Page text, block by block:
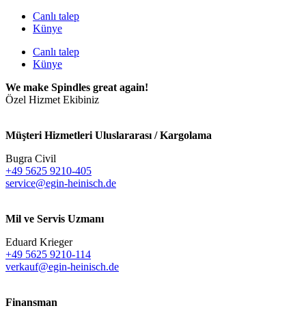
Canlı talep
Künye
Canlı talep
Künye
We make Spindles great again!
Özel Hizmet Ekibiniz
Müşteri Hizmetleri Uluslararası / Kargolama
Bugra Civil
+49 5625 9210-405
service@egin-heinisch.de
Mil ve Servis Uzmanı
Eduard Krieger
+49 5625 9210-114
verkauf@egin-heinisch.de
Finansman